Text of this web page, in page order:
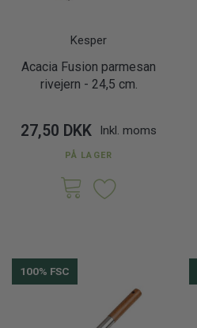
Kesper
Acacia Fusion parmesan
rivejern - 24,5 cm.
27,50 DKK Inkl. moms
PÅ LAGER
100% FSC